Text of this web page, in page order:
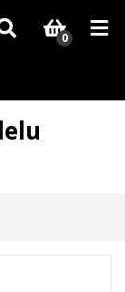
nejsou skladem,
0